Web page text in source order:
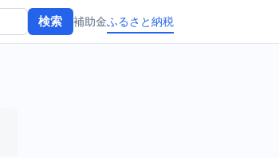
検索 補助金ふるさと納税